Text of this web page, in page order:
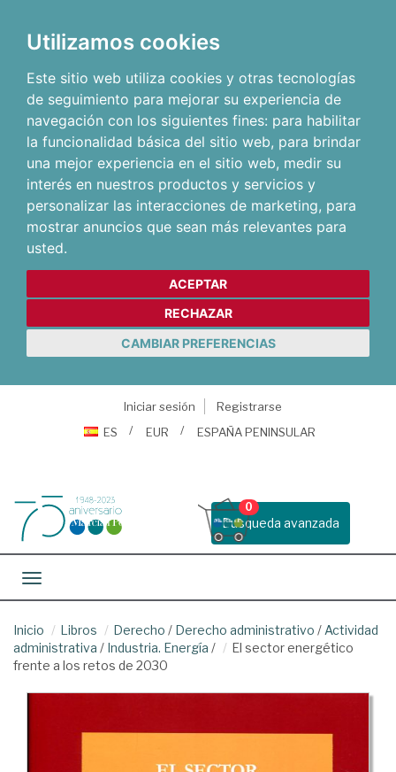
Utilizamos cookies
Este sitio web utiliza cookies y otras tecnologías
de seguimiento para mejorar su experiencia de
navegación con los siguientes fines: para habilitar
la funcionalidad básica del sitio web, para brindar
una mejor experiencia en el sitio web, medir su
interés en nuestros productos y servicios y
personalizar las interacciones de marketing, para
mostrar anuncios que sean más relevantes para
usted.
ACEPTAR
RECHAZAR
CAMBIAR PREFERENCIAS
Iniciar sesión
Registrarse
ES
EUR ESPAÑA PENINSULAR
Busqueda avanzada
0
Toggle navigation
Inicio Libros Derecho / Derecho administrativo / Actividad
administrativa / Industria. Energía /
El sector energético
frente a los retos de 2030